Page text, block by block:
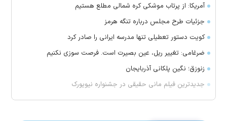
آمریکا: از پرتاب موشکی کره شمالی مطلع هستیم
جزئیات طرح مجلس درباره تنگه هرمز
کویت دستور تعطیلی تنها مدرسه ایرانی را صادر کرد
ضرغامی: تغییر ریل، عین بصیرت است. فرصت سوزی نکنیم
زنوزق؛ نگین پلکانی آذربایجان
جدیدترین فیلم مانی حقیقی در جشنواره نیویورک